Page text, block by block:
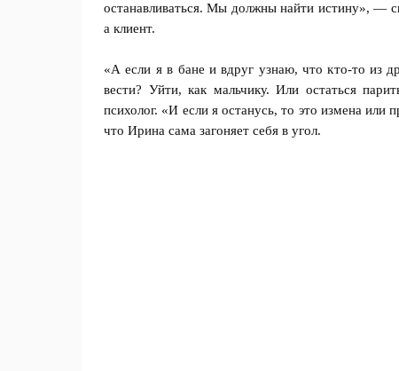
останавливаться. Мы должны найти истину», —
а клиент.
«А если я в бане и вдруг узнаю, что кто-то из
вести? Уйти, как мальчику. Или остаться
психолог. «И если я останусь, то это измена
что Ирина сама загоняет себя в угол.